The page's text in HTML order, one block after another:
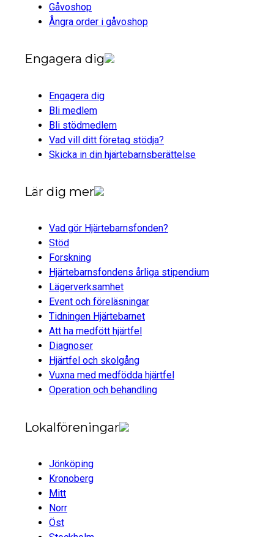
Gåvoshop
Ångra order i gåvoshop
Engagera dig
Engagera dig
Bli medlem
Bli stödmedlem
Vad vill ditt företag stödja?
Skicka in din hjärtebarnsberättelse
Lär dig mer
Vad gör Hjärtebarnsfonden?
Stöd
Forskning
Hjärtebarnsfondens årliga stipendium
Lägerverksamhet
Event och föreläsningar
Tidningen Hjärtebarnet
Att ha medfött hjärtfel
Diagnoser
Hjärtfel och skolgång
Vuxna med medfödda hjärtfel
Operation och behandling
Lokalföreningar
Jönköping
Kronoberg
Mitt
Norr
Öst